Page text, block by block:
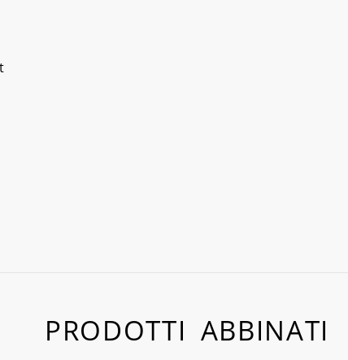
PRODOTTI ABBINATI